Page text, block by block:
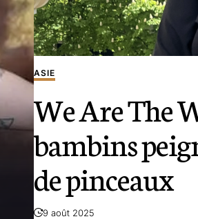
ASIE
We Are The
bambins
de pinceaux
9 août 2025